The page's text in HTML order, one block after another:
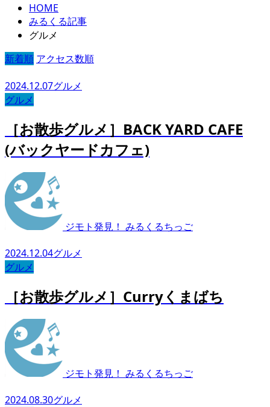
HOME
みるくる記事
グルメ
新着順 アクセス数順
2024.12.07グルメ
グルメ
［お散歩グルメ］BACK YARD CAFE
(バックヤードカフェ)
ジモト発見！ みるくるちっご
2024.12.04グルメ
グルメ
［お散歩グルメ］Curryくまばち
ジモト発見！ みるくるちっご
2024.08.30グルメ